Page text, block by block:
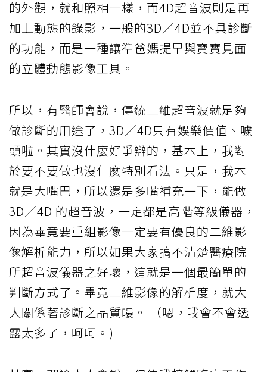
的外觀，就和照相一樣，而4D超音波則是再
加上動態的錄影，一般的3D／4D並不具診斷
的功能，而是一種讓準爸媽提早與寶寶見面
的立體動態影像工具。
所以，有醫師會說，傳統二維超音波就足夠
做診斷的用途了，3D／4D只有娛樂價值、噱
頭啦。其實沒什麼好爭辯的，基本上，我對
於要不要做也沒什麼特別看法。只是，我本
就是大嘴巴，所以還是多嘴補充一下，能做
3D／4D 的超音波，一定都是高階等級儀器，
因為畢竟要重組影像一定要有優良的二維影
像解析能力，所以如果大家搞不清楚醫療院
所超音波儀器之好壞，這就是一個最簡單的
判斷方式了。畢竟二維影像的解析度，就大
大關係著診斷之品質嘍。 （嗯，我會不會透
露太多了，呵呵。)